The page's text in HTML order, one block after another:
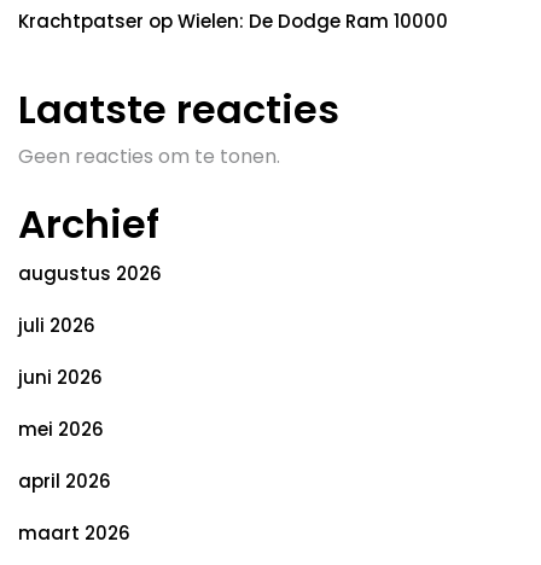
Krachtpatser op Wielen: De Dodge Ram 10000
Laatste reacties
Geen reacties om te tonen.
Archief
augustus 2026
juli 2026
juni 2026
mei 2026
april 2026
maart 2026